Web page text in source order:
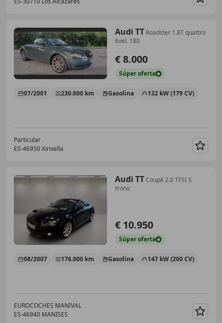
Audi TT Roadster 1.8T quattro
6vel. 180
€ 8.000
Súperoferta
07/2001 230.000 km Gasolina 132 kW (179 CV)
Particular
ES-46950 Xirivella
Audi TTCoupé 2.0 TFSI S
tronic
€ 10.950
Súperoferta
08/2007 176.000 km Gasolina 147 kW (200 CV)
EUROCOCHES MANIVAL
ES-46940 MANISES